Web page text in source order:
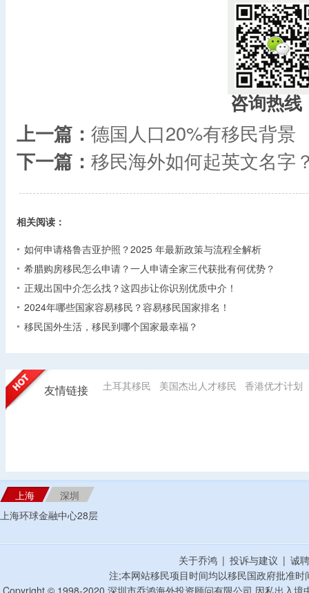
咨询热线
上一篇： 德国人口20%有移民背景
下一篇： 移民海外如何起英文名字
相关阅读：
如何申请格鲁吉亚护照？2025 年最新政策与流程全解析​
希腊购房移民怎么申请？一人申请全家三代获批有何优势？​
正规出国中介怎么找？这四步让你识别优质中介！
2024年哪些国家容易移民？容易移民国家排名！
移民国外生活，移民到哪个国家最幸福？
友情链接 土耳其移民 美国杰出人才移民 香港优才计划
上海
深圳
上海环球金融中心28层
关于乔鸿 | 投诉与建议 | 诚
注;本网站移民项目时间均以移民国政府批准
Copyright © 1998-2020 深圳市乔鸿海外投资顾问有限公司 因私出入